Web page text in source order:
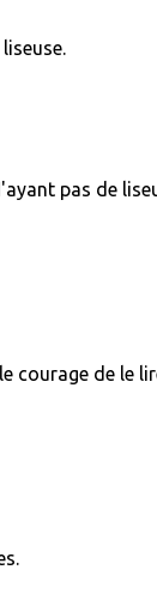
pas de
courage de le